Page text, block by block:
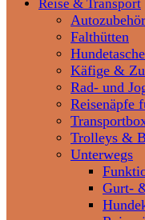
Reise & Transport
Autozubehör
Falthütten
Käfige &
Rad- und
Reisenäpfe
Trolleys &
Unterwegs
Gurt-